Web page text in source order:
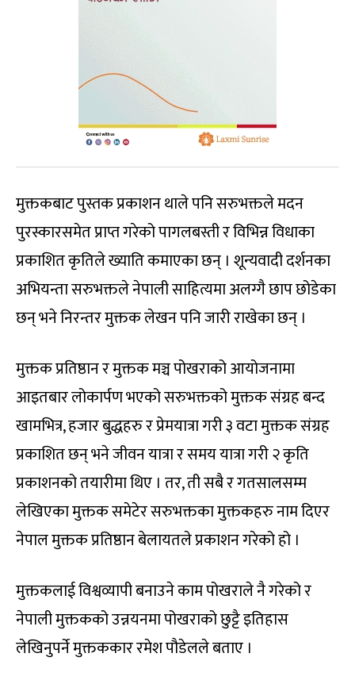
मुक्तकबाट पुस्तक प्रकाशन थाले पनि सरुभक्तले मदन
पुरस्कारसमेत प्राप्त गरेको पागलबस्ती र विभिन्न विधाका
प्रकाशित कृतिले ख्याति कमाएका छन् । शून्यवादी दर्शनका
अभियन्ता सरुभक्तले नेपाली साहित्यमा अलग्गै छाप छोडेका
छन् भने निरन्तर मुक्तक लेखन पनि जारी राखेका छन् ।
मुक्तक प्रतिष्ठान र मुक्तक मञ्च पोखराको आयोजनामा
आइतबार लोकार्पण भएको सरुभक्तको मुक्तक संग्रह बन्द
खामभित्र, हजार बुद्धहरु र प्रेमयात्रा गरी ३ वटा मुक्तक संग्रह
प्रकाशित छन् भने जीवन यात्रा र समय यात्रा गरी २ कृति
प्रकाशनको तयारीमा थिए । तर, ती सबै र गतसालसम्म
लेखिएका मुक्तक समेटेर सरुभक्तका मुक्तकहरु नाम दिएर
नेपाल मुक्तक प्रतिष्ठान बेलायतले प्रकाशन गरेको हो ।
मुक्तकलाई विश्वव्यापी बनाउने काम पोखराले नै गरेको र
नेपाली मुक्तकको उन्नयनमा पोखराको छुट्टै इतिहास
लेखिनुपर्ने मुक्तककार रमेश पौडेलले बताए ।